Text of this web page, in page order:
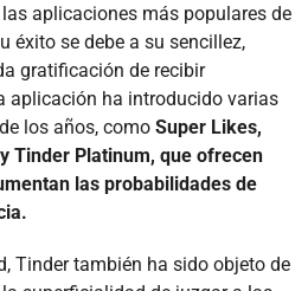
aplicaciones más populares de
éxito se debe a su sencillez,
gratificación de recibir
aplicación ha introducido varias
los años, como Super Likes,
Tinder Platinum, que ofrecen
las probabilidades de
Tinder también ha sido objeto de